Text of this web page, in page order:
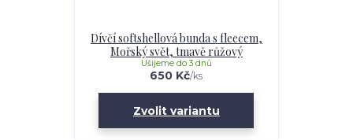
Dívčí softshellová bunda s fleecem,
Mořský svět, tmavě růžový
650 Kč/ks
Ušijeme do 3 dnů
Zvolit variantu